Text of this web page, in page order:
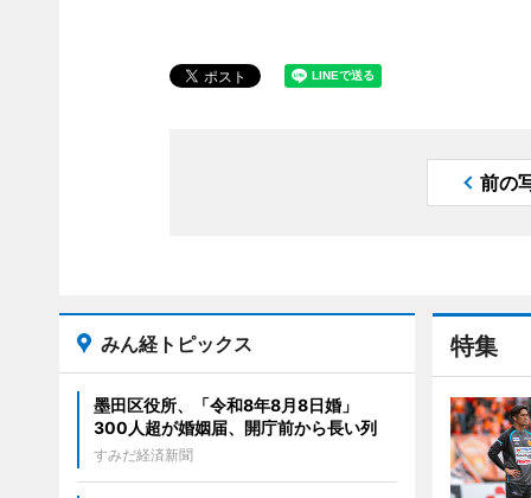
前の
特集
みん経トピックス
墨田区役所、「令和8年8月8日婚」
300人超が婚姻届、開庁前から長い列
すみだ経済新聞